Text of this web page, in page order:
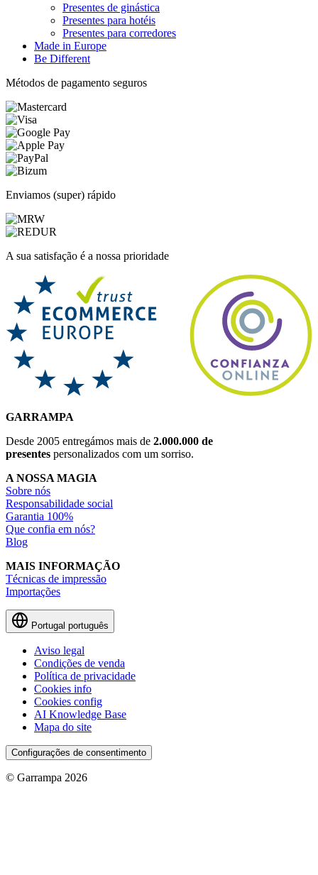
Presentes de ginástica
Presentes para hotéis
Presentes para corredores
Made in Europe
Be Different
Métodos de pagamento seguros
Enviamos (super) rápido
A sua satisfação é a nossa prioridade
GARRAMPA
Desde 2005 entregámos mais de 2.000.000 de
presentes personalizados com um sorriso.
A NOSSA MAGIA
Sobre nós
Responsabilidade social
Garantia 100%
Que confia em nós?
Blog
MAIS INFORMAÇÃO
Técnicas de impressão
Importações
Portugal português
Aviso legal
Condições de venda
Política de privacidade
Cookies info
Cookies config
AI Knowledge Base
Mapa do site
Configurações de consentimento
© Garrampa 2026